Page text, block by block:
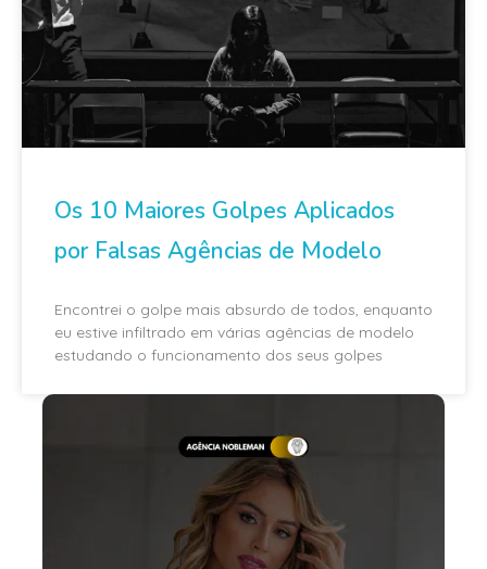
Os 10 Maiores Golpes Aplicados
por Falsas Agências de Modelo
Encontrei o golpe mais absurdo de todos, enquanto
eu estive infiltrado em várias agências de modelo
estudando o funcionamento dos seus golpes